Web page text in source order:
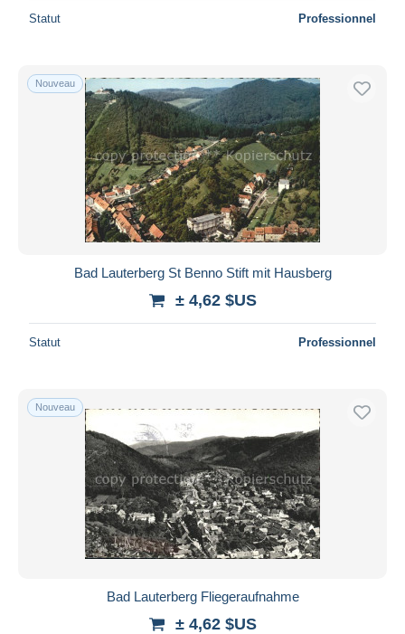
Statut Professionnel
Nouveau
Bad Lauterberg St Benno Stift mit Hausberg
± 4,62 $US
Statut Professionnel
Nouveau
Bad Lauterberg Fliegeraufnahme
± 4,62 $US